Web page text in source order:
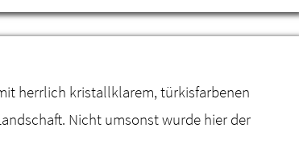
herrlich kristallklarem, türkisfarbenen
Nicht umsonst wurde hier der